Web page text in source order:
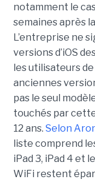
notamment le
semaines après
L’entreprise ne
versions d’iOS
les utilisateurs
anciennes
pas le seul
touchés par
12 ans. Selon
liste comprend
iPad 3, iPad 4 et
WiFi restent